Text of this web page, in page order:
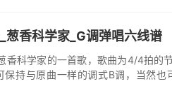
葱香科学家_G调弹唱六线谱
香科学家的一首歌，歌曲为4/4拍的
保持与原曲一样的调式B调，当然也